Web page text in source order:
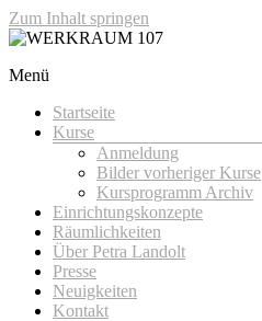
Zum Inhalt springen
Menü
Startseite
Kurse
Anmeldung
Bilder vorheriger Kurse
Kursprogramm Archiv
Einrichtungskonzepte
Räumlichkeiten
Über Petra Landolt
Presse
Neuigkeiten
Kontakt